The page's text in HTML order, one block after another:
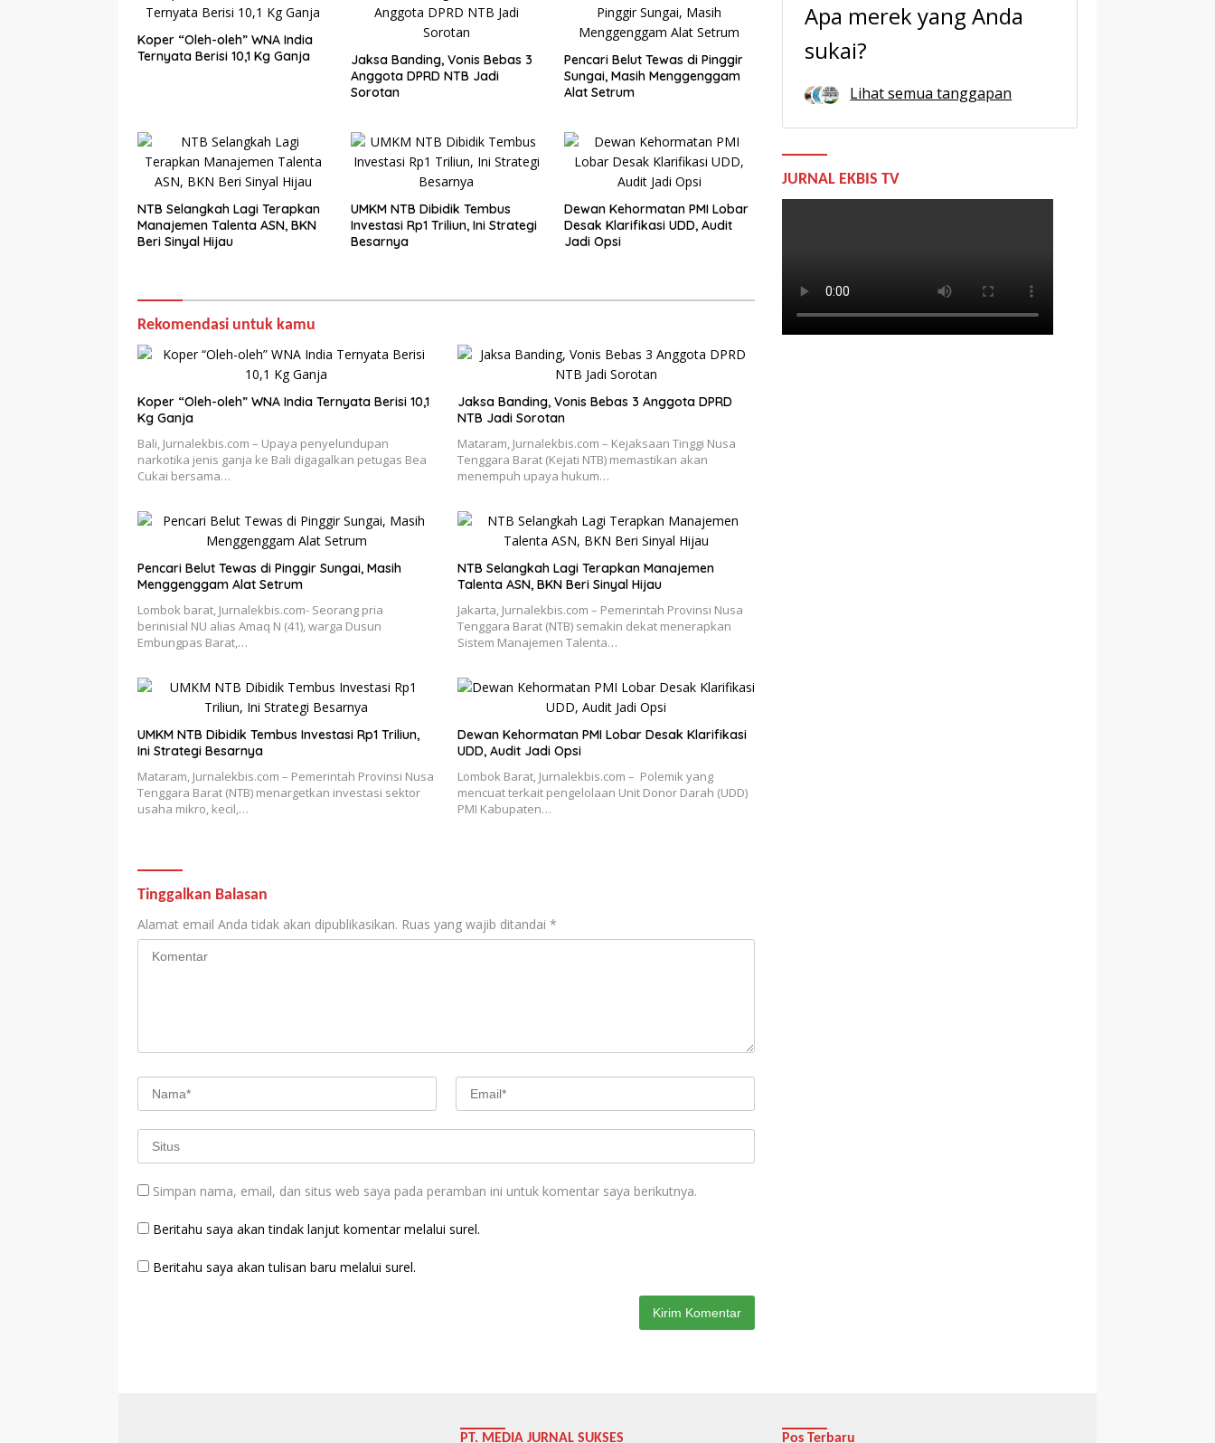
Koper “Oleh-oleh” WNA India
Ternyata Berisi 10,1 Kg Ganja
Jaksa Banding, Vonis Bebas 3
Anggota DPRD NTB Jadi
Sorotan
Pencari Belut Tewas di Pinggir
Sungai, Masih Menggenggam
Alat Setrum
NTB Selangkah Lagi Terapkan
Manajemen Talenta ASN, BKN
Beri Sinyal Hijau
UMKM NTB Dibidik Tembus
Investasi Rp1 Triliun, Ini Strategi
Besarnya
Dewan Kehormatan PMI Lobar
Desak Klarifikasi UDD, Audit
Jadi Opsi
Rekomendasi untuk kamu
Koper “Oleh-oleh” WNA India Ternyata Berisi 10,1
Kg Ganja
Bali, Jurnalekbis.com – Upaya penyelundupan
narkotika jenis ganja ke Bali digagalkan petugas Bea
Cukai bersama…
Jaksa Banding, Vonis Bebas 3 Anggota DPRD
NTB Jadi Sorotan
Mataram, Jurnalekbis.com – Kejaksaan Tinggi Nusa
Tenggara Barat (Kejati NTB) memastikan akan
menempuh upaya hukum…
Pencari Belut Tewas di Pinggir Sungai, Masih
Menggenggam Alat Setrum
Lombok barat, Jurnalekbis.com- Seorang pria
berinisial NU alias Amaq N (41), warga Dusun
Embungpas Barat,…
NTB Selangkah Lagi Terapkan Manajemen
Talenta ASN, BKN Beri Sinyal Hijau
Jakarta, Jurnalekbis.com – Pemerintah Provinsi Nusa
Tenggara Barat (NTB) semakin dekat menerapkan
Sistem Manajemen Talenta…
UMKM NTB Dibidik Tembus Investasi Rp1 Triliun,
Ini Strategi Besarnya
Mataram, Jurnalekbis.com – Pemerintah Provinsi Nusa
Tenggara Barat (NTB) menargetkan investasi sektor
usaha mikro, kecil,…
Dewan Kehormatan PMI Lobar Desak Klarifikasi
UDD, Audit Jadi Opsi
Lombok Barat, Jurnalekbis.com – Polemik yang
mencuat terkait pengelolaan Unit Donor Darah (UDD)
PMI Kabupaten…
Tinggalkan Balasan
Alamat email Anda tidak akan dipublikasikan. Ruas yang wajib ditandai *
Simpan nama, email, dan situs web saya pada peramban ini untuk komentar saya berikutnya.
Beritahu saya akan tindak lanjut komentar melalui surel.
Beritahu saya akan tulisan baru melalui surel.
Apa merek yang Anda
sukai?
Lihat semua tanggapan
JURNAL EKBIS TV
PT. MEDIA JURNAL SUKSES Pos Terbaru